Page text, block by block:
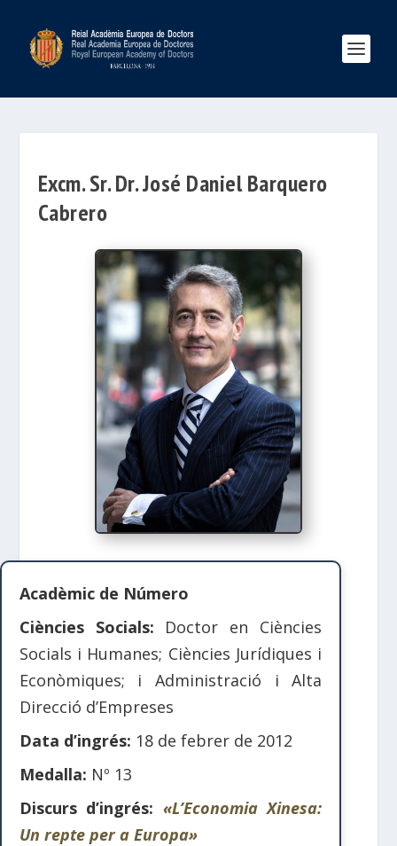
Excm. Sr. Dr. José Daniel Barquero
Cabrero
Acadèmic de Número
Ciències Socials: Doctor en Ciències
Socials i Humanes; Ciències Jurídiques i
Econòmiques; i Administració i Alta
Direcció d’Empreses
Data d’ingrés: 18 de febrer de 2012
Medalla: Nº 13
Discurs d’ingrés: «L’Economia Xinesa:
Un repte per a Europa»